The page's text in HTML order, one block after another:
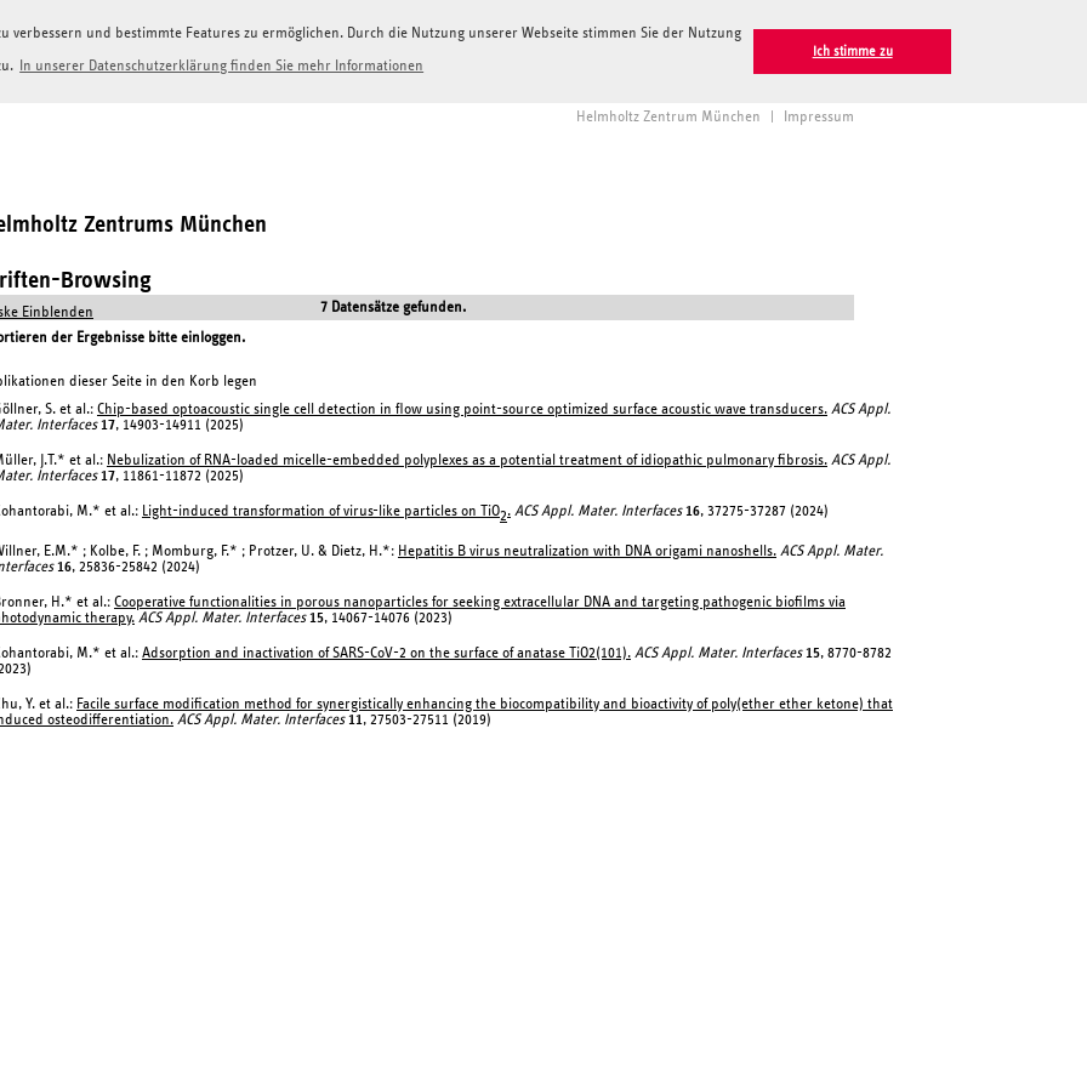
verbessern und bestimmte Features zu ermöglichen. Durch die Nutzung unserer Webseite stimmen Sie der Nutzung
In unserer Datenschutzerklärung finden Sie mehr Informationen
Ich stimme zu
Helmholtz Zentrum München Impressum
Zentrums München
Browsing
Einblenden
7 Datensätze gefunden.
der Ergebnisse bitte einloggen.
dieser Seite in den Korb legen
S. et al.: Chip-based optoacoustic single cell detection in flow using point-source optimized surface acoustic wave transducers. ACS Appl.
Interfaces 17, 14903-14911 (2025)
J.T.* et al.: Nebulization of RNA-loaded micelle-embedded polyplexes as a potential treatment of idiopathic pulmonary fibrosis. ACS Appl.
Interfaces 17, 11861-11872 (2025)
M.* et al.: Light-induced transformation of virus-like particles on TiO2. ACS Appl. Mater. Interfaces 16, 37275-37287 (2024)
E.M.* ; Kolbe, F. ; Momburg, F.* ; Protzer, U. & Dietz, H.*: Hepatitis B virus neutralization with DNA origami nanoshells. ACS Appl. Mater.
16, 25836-25842 (2024)
H.* et al.: Cooperative functionalities in porous nanoparticles for seeking extracellular DNA and targeting pathogenic biofilms via
therapy. ACS Appl. Mater. Interfaces 15, 14067-14076 (2023)
M.* et al.: Adsorption and inactivation of SARS-CoV-2 on the surface of anatase TiO2(101). ACS Appl. Mater. Interfaces 15, 8770-8782
Y. et al.: Facile surface modification method for synergistically enhancing the biocompatibility and bioactivity of poly(ether ether ketone) that
osteodifferentiation. ACS Appl. Mater. Interfaces 11, 27503-27511 (2019)